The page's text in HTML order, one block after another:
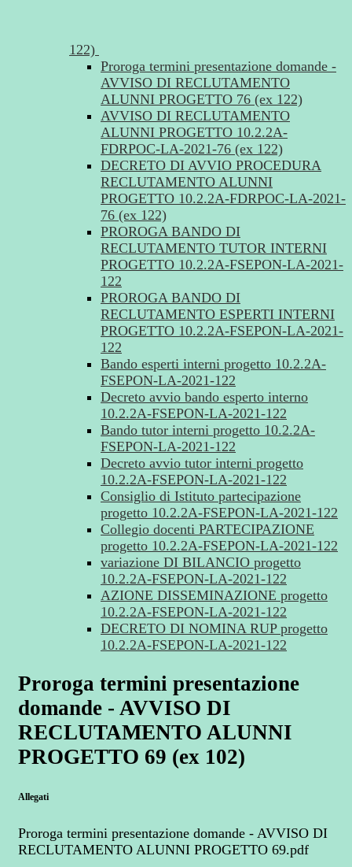
122)
Proroga termini presentazione domande -
AVVISO DI RECLUTAMENTO
ALUNNI PROGETTO 76 (ex 122)
AVVISO DI RECLUTAMENTO
ALUNNI PROGETTO 10.2.2A-
FDRPOC-LA-2021-76 (ex 122)
DECRETO DI AVVIO PROCEDURA
RECLUTAMENTO ALUNNI
PROGETTO 10.2.2A-FDRPOC-LA-2021-
76 (ex 122)
PROROGA BANDO DI
RECLUTAMENTO TUTOR INTERNI
PROGETTO 10.2.2A-FSEPON-LA-2021-
122
PROROGA BANDO DI
RECLUTAMENTO ESPERTI INTERNI
PROGETTO 10.2.2A-FSEPON-LA-2021-
122
Bando esperti interni progetto 10.2.2A-
FSEPON-LA-2021-122
Decreto avvio bando esperto interno
10.2.2A-FSEPON-LA-2021-122
Bando tutor interni progetto 10.2.2A-
FSEPON-LA-2021-122
Decreto avvio tutor interni progetto
10.2.2A-FSEPON-LA-2021-122
Consiglio di Istituto partecipazione
progetto 10.2.2A-FSEPON-LA-2021-122
Collegio docenti PARTECIPAZIONE
progetto 10.2.2A-FSEPON-LA-2021-122
variazione DI BILANCIO progetto
10.2.2A-FSEPON-LA-2021-122
AZIONE DISSEMINAZIONE progetto
10.2.2A-FSEPON-LA-2021-122
DECRETO DI NOMINA RUP progetto
10.2.2A-FSEPON-LA-2021-122
Proroga termini presentazione
domande - AVVISO DI
RECLUTAMENTO ALUNNI
PROGETTO 69 (ex 102)
Allegati
Proroga termini presentazione domande - AVVISO DI
RECLUTAMENTO ALUNNI PROGETTO 69.pdf